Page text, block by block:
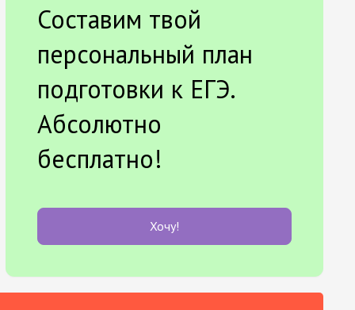
Составим твой
персональный план
подготовки к ЕГЭ.
Абсолютно
бесплатно!
Хочу!